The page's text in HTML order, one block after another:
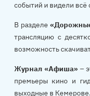
событий и видели всё
В разделе
трансляцию с
возможность
Журнал «Афиша»–
премьеры кино и
выходные в Кемерове.